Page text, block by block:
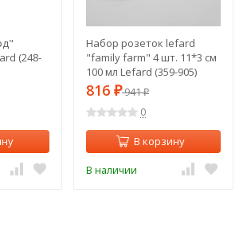
(248-
Набор розеток lefard
"family farm" 4 шт. 11*3 см
100 мл Lefard (359-905)
816 ₽941₽
0
В корзину
В наличии